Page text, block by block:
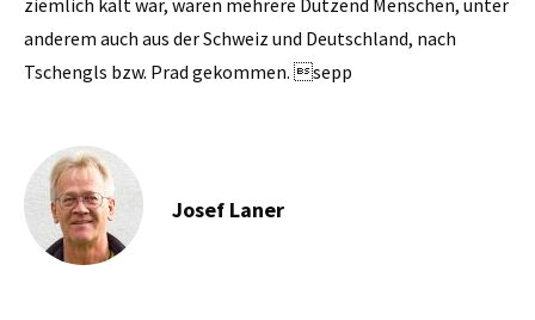
anderem auch aus der Schweiz und Deutschland, nach
Tschengls bzw. Prad gekommen. sepp
Josef Laner